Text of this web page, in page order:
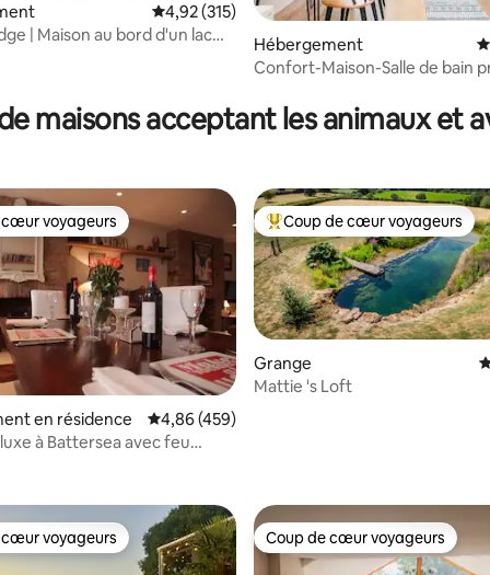
la base de 144 commentaires : 5 sur 5
Évaluation moyenne sur la base de 315
4,92 (315)
| Maison au bord d'un lac
Hébergement
Confort-Maison-Salle de bain
maisons acceptant les animaux et
base de 282 commentaires : 4,96 sur 5
voyageurs
voyageurs
en résidence Évaluation moyenne sur la base de 459
4,86 (459)
à Battersea avec feu
Coups de cœur voyageurs les
Coup de cœur voyageurs
Grange
Mattie 's Loft
voyageurs
voyageurs Coup de cœur voyageurs
Coup de cœur voyageurs